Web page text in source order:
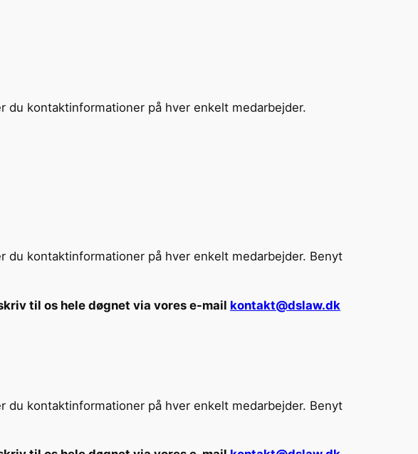
du kontaktinformationer på hver enkelt medarbejder.
du kontaktinformationer på hver enkelt medarbejder. Benyt
til os hele døgnet via vores e-mail kontakt@dslaw.dk
du kontaktinformationer på hver enkelt medarbejder. Benyt